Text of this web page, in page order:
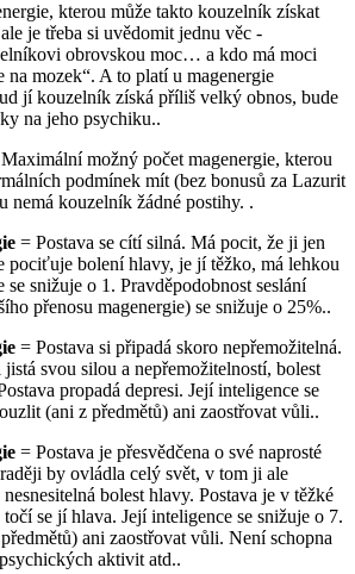
kterou může takto kouzelník získat
je třeba si uvědomit jednu věc -
obrovskou moc… a kdo má moci
na mozek“. A to platí u magenergie
jí kouzelník získá příliš velký obnos, bude
na jeho psychiku..
možný počet magenergie, kterou
podmínek mít (bez bonusů za Lazurit
nemá kouzelník žádné postihy. .
= Postava se cítí silná. Má pocit, že ji jen
pociťuje bolení hlavy, je jí těžko, má lehkou
se snižuje o 1. Pravděpodobnost seslání
přenosu magenergie) se snižuje o 25%..
= Postava si připadá skoro nepřemožitelná.
svou silou a nepřemožitelností, bolest
propadá depresi. Její inteligence se
(ani z předmětů) ani zaostřovat vůli..
= Postava je přesvědčena o své naprosté
by ovládla celý svět, v tom ji ale
bolest hlavy. Postava je v těžké
se jí hlava. Její inteligence se snižuje o 7.
ani zaostřovat vůli. Není schopna
aktivit atd..